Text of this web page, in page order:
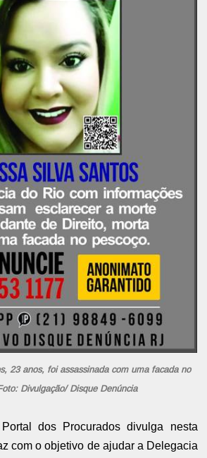
23 anos, foi assassinada com uma facada no
Divulgação/ Disque Denúncia
dos Procurados divulga nesta
com o objetivo de ajudar a Delegacia